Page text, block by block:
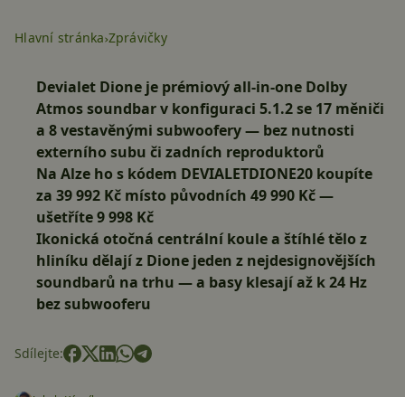
Hlavní stránka Zprávičky
Devialet Dione je prémiový all-in-one Dolby
Atmos soundbar v konfiguraci 5.1.2se 17 měniči
a 8 vestavěnými subwoofery— bez nutnosti
externího subu či zadních reproduktorů
Na Alze ho s kódem DEVIALETDIONE20 koupíte
za 39 992 Kč místo původních 49 990 Kč —
ušetříte 9 998 Kč
Ikonická otočná centrální koule a štíhlé tělo z
hliníku dělají z Dione jeden z nejdesignovějších
soundbarů na trhu — a basy klesají až k 24 Hz
bez subwooferu
Sdílejte: